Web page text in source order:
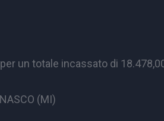
per un totale incassato di
(MI)